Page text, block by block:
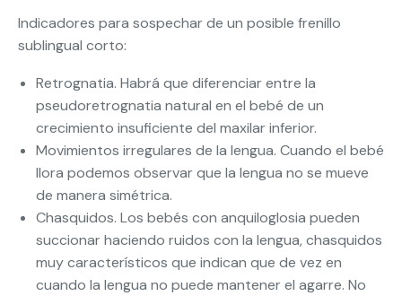
Indicadores para sospechar de un posible frenillo
sublingual corto:
Retrognatia. Habrá que diferenciar entre la
pseudoretrognatia natural en el bebé de un
crecimiento insuficiente del maxilar inferior.
Movimientos irregulares de la lengua. Cuando el bebé
llora podemos observar que la lengua no se mueve
de manera simétrica.
Chasquidos. Los bebés con anquiloglosia pueden
succionar haciendo ruidos con la lengua, chasquidos
muy característicos que indican que de vez en
cuando la lengua no puede mantener el agarre. No